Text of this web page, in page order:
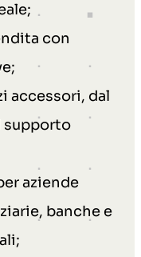
con
accessori, dal
supporto
aziende
banche e